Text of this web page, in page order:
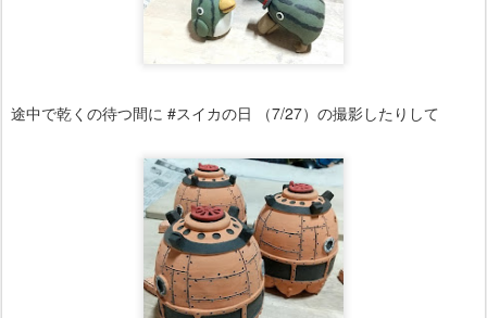
途中で乾くの待つ間に #スイカの日 （7/27）の撮影したりして